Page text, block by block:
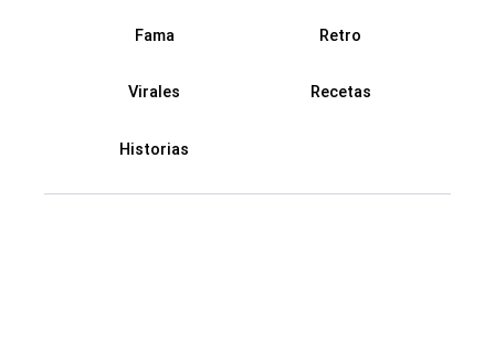
Fama Retro
Virales Recetas
Historias